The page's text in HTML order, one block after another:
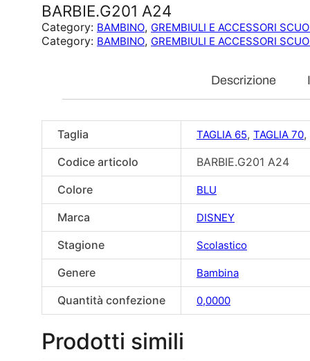
BARBIE.G201 A24
Category: BAMBINO, GREMBIULI E ACCESSORI
Category: BAMBINO, GREMBIULI E ACCESSORI
Descrizione
Taglia TAGLIA 65, TAGLIA 70,
Codice articolo
BARBIE.G201 A24
Colore
BLU
Marca DISNEY
Stagione Scolastico
Genere Bambina
Quantità confezione 0,0000
Prodotti simili